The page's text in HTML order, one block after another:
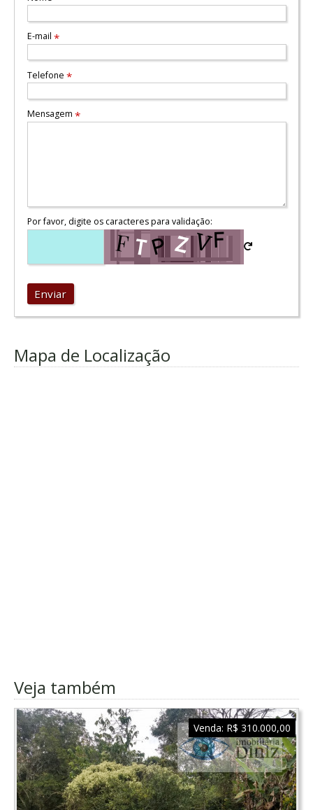
E-mail *
Telefone *
Mensagem *
Por favor, digite os caracteres para validação:
Enviar
Mapa de Localização
Veja também
Venda: R$ 310.000,00